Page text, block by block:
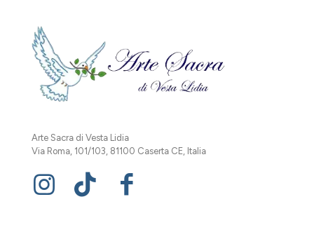
Arte Sacra di Vesta Lidia
Via Roma, 101/103, 81100 Caserta CE, Italia